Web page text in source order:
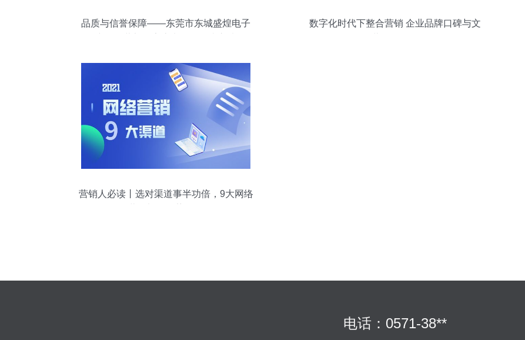
品质与信誉保障——东莞市东城盛煌电子
数字化时代下整合营销 企业品牌口碑与文
营销人必读丨选对渠道事半功倍，9大网络
电话：0571-38**